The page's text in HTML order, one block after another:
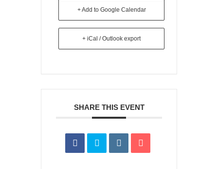
+ Add to Google Calendar
+ iCal / Outlook export
SHARE THIS EVENT